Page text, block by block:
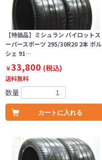
【特価品】ミシュラン パイロットス
ーパースポーツ 295/30R20 2本 ポル
シェ 91…
￥33,800 (税込)
送料無料
数量
カートに入れる